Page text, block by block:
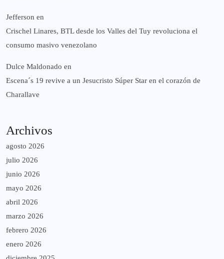
Jefferson en
Crischel Linares, BTL desde los Valles del Tuy revoluciona el
consumo masivo venezolano
Dulce Maldonado en
Escena´s 19 revive a un Jesucristo Súper Star en el corazón de
Charallave
Archivos
agosto 2026
julio 2026
junio 2026
mayo 2026
abril 2026
marzo 2026
febrero 2026
enero 2026